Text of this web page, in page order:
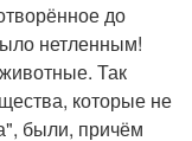
до
нетленным!
Так
которые не
были, причём